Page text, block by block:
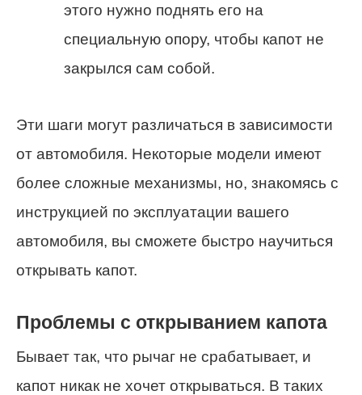
этого нужно поднять его на
специальную опору, чтобы капот не
закрылся сам собой.
Эти шаги могут различаться в зависимости
от автомобиля. Некоторые модели имеют
более сложные механизмы, но, знакомясь с
инструкцией по эксплуатации вашего
автомобиля, вы сможете быстро научиться
открывать капот.
Проблемы с открыванием капота
Бывает так, что рычаг не срабатывает, и
капот никак не хочет открываться. В таких